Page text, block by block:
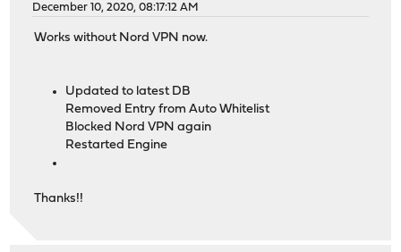
December 10, 2020, 08:17:12 AM
Works without Nord VPN now.
Updated to latest DB
Removed Entry from Auto Whitelist
Blocked Nord VPN again
Restarted Engine
Thanks!!